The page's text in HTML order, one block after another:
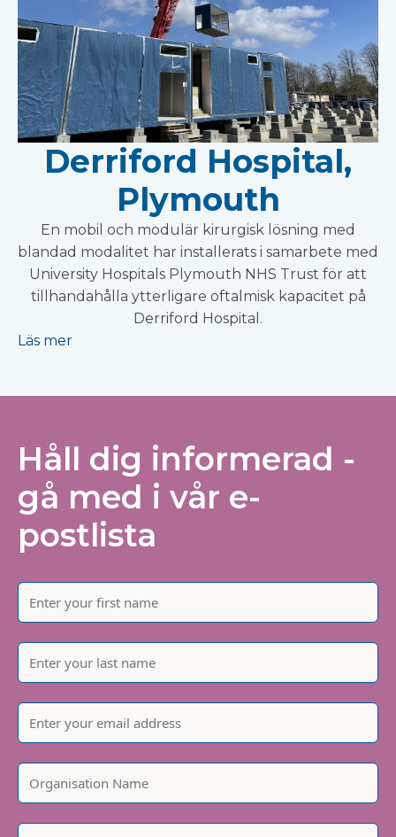
Derriford Hospital,
Plymouth
En mobil och modulär kirurgisk lösning med
blandad modalitet har installerats i samarbete med
University Hospitals Plymouth NHS Trust för att
tillhandahålla ytterligare oftalmisk kapacitet på
Derriford Hospital.
Läs mer
Håll dig informerad -
gå med i vår e-
postlista